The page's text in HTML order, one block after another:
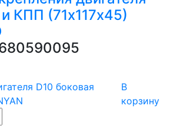
КПП (71х117х45)
В
корзину